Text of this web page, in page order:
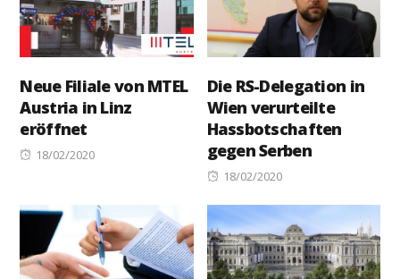
Neue Filiale von MTEL
Austria in Linz
eröffnet
Posted
18/02/2020
Die RS-Delegation in
Wien verurteilte
Hassbotschaften
gegen Serben
Posted
18/02/2020